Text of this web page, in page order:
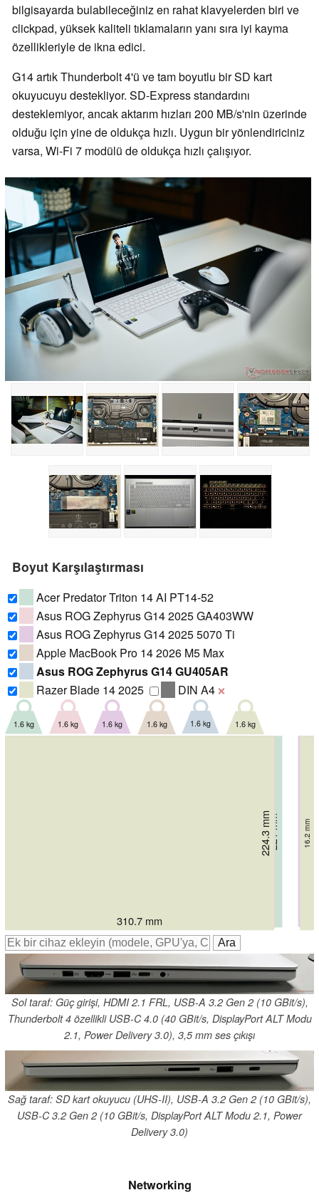
bilgisayarda bulabileceğiniz en rahat klavyelerden biri ve
clickpad, yüksek kaliteli tıklamaların yanı sıra iyi kayma
özellikleriyle de ikna edici.
G14 artık Thunderbolt 4'ü ve tam boyutlu bir SD kart
okuyucuyu destekliyor. SD-Express standardını
desteklemiyor, ancak aktarım hızları 200 MB/s'nin üzerinde
olduğu için yine de oldukça hızlı. Uygun bir yönlendiriciniz
varsa, Wi-Fi 7 modülü de oldukça hızlı çalışıyor.
Boyut Karşılaştırması
Acer Predator Triton 14 AI PT14-52
Asus ROG Zephyrus G14 2025 GA403WW
Asus ROG Zephyrus G14 2025 5070 Ti
Apple MacBook Pro 14 2026 M5 Max
Asus ROG Zephyrus G14 GU405AR
Razer Blade 14 2025
DIN A4 ❌
320 mm
221 mm 17.31 mm
1.6 kg
311 mm
220 mm 18.3 mm
1.6 kg
311 mm
220 mm 18.3 mm
1.6 kg
312.6 mm
221.2 mm 15.5 mm
1.6 kg
311 mm
220 mm 16.3 mm
1.6 kg
310.7 mm
224.3 mm 16.2 mm
1.6 kg
Sol taraf: Güç girişi, HDMI 2.1 FRL, USB-A 3.2 Gen 2 (10 GBit/s),
Thunderbolt 4 özellikli USB-C 4.0 (40 GBit/s, DisplayPort ALT Modu
2.1, Power Delivery 3.0), 3,5 mm ses çıkışı
Sağ taraf: SD kart okuyucu (UHS-II), USB-A 3.2 Gen 2 (10 GBit/s),
USB-C 3.2 Gen 2 (10 GBit/s, DisplayPort ALT Modu 2.1, Power
Delivery 3.0)
Networking